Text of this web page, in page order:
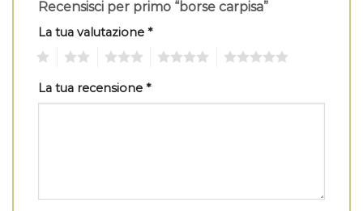
Recensisci per primo “borse carpisa”
La tua valutazione *
La tua recensione *